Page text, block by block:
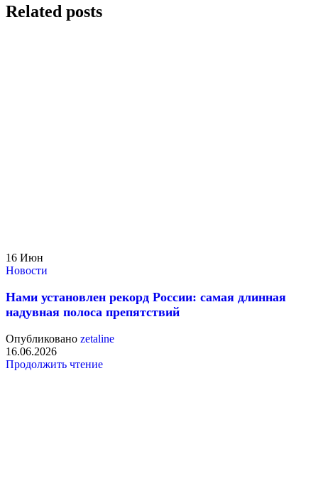
Related posts
16 Июн
Новости
Нами установлен рекорд России: самая длинная
надувная полоса препятствий
Опубликовано zetaline
16.06.2026
Продолжить чтение